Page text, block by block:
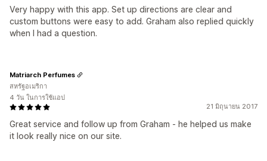
Very happy with this app. Set up directions are clear and
custom buttons were easy to add. Graham also replied quickly
when I had a question.
21 มิถุนายน 2017
Great service and follow up from Graham - he helped us make
it look really nice on our site.
Matriarch Perfumes
สหรัฐอเมริกา
4 วัน ในการใช้แอป